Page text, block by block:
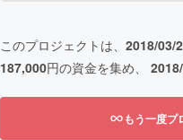
このプロジェクトは、 2018/03/
187,000円の資金を集め、
もう一度プ